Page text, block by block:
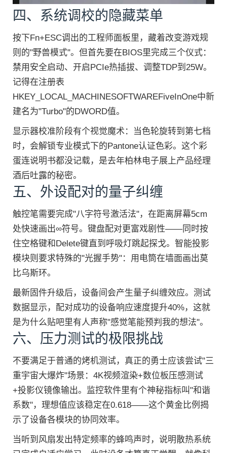
四、系统调校的隐藏菜单
按下Fn+ESC调出的工程师面板里，藏着改变游戏规
则的"野兽模式"。但首先要在BIOS里完成三个仪式：
禁用安全启动、开启PCIe热插拔、调整TDP到25W。
记得在注册表
HKEY_LOCAL_MACHINESOFTWAREFiveInOne中新
建名为"Turbo"的DWORD值。
显示器校准阶段有个视觉魔术：当色轮旋转到第七档
时，会解锁专业模式下的Pantone认证色彩。这个彩
蛋连说明书都没记载，是去年柏林电子展上产品经理
酒后吐露的秘密。
五、外设配对的量子纠缠
触控笔需要完成"八字符号激活法"，在距离屏幕5cm
处快速画出∞符号。键盘配对更富戏剧性——同时按
住空格键和Delete键直到呼吸灯跳起探戈。智能投影
模块则要求特殊的"光握手势"：用电筒在墙面画出莫
比乌斯环。
最新固件升级后，设备间会产生量子纠缠效应。测试
数据显示，配对成功的设备响应速度提升40%，这就
是为什么贴吧里有人声称"感觉笔能预判我的想法"。
六、压力测试的极限挑战
不要满足于普通的烤机测试，真正的勇士应该尝试"三
重宇宙大爆炸"场景：4K视频渲染+数位板压感测试
+投影仪镜像输出。监控软件里有个神秘指标叫"和谐
系数"，理想值应该稳定在0.618——这个黄金比例揭
示了设备各模块的协同效率。
当听到风扇发出特定频率的蜂鸣声时，说明散热系统